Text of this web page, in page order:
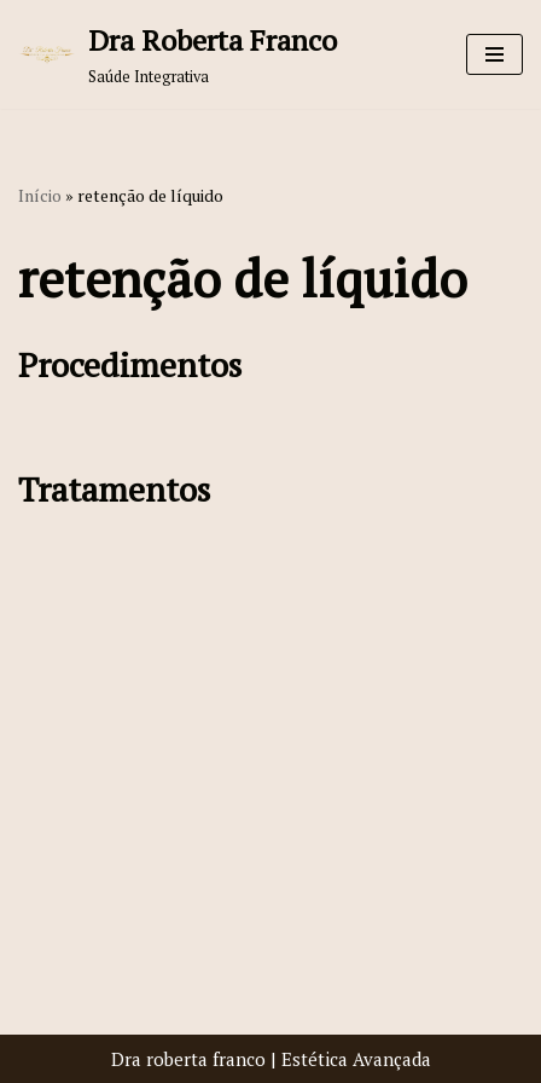
Pular
Dra Roberta Franco
Saúde Integrativa
Início » retenção de líquido
retenção de líquido
Procedimentos
Tratamentos
Dra roberta franco | Estética Avançada